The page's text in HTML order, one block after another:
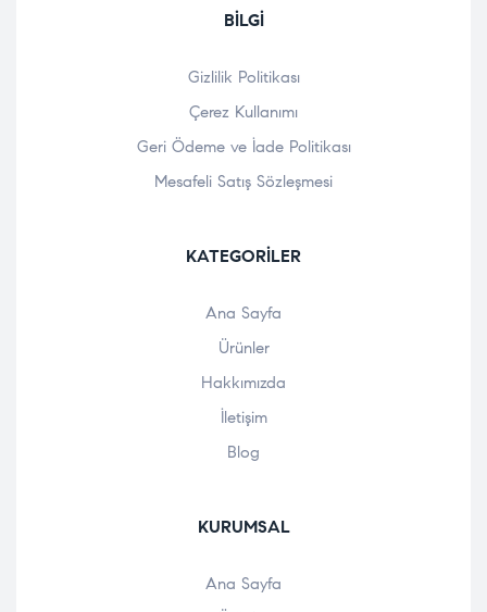
BILGI
Gizlilik Politikası
Çerez Kullanımı
Geri Ödeme ve İade Politikası
Mesafeli Satış Sözleşmesi
KATEGORILER
Ana Sayfa
Ürünler
Hakkımızda
İletişim
Blog
KURUMSAL
Ana Sayfa